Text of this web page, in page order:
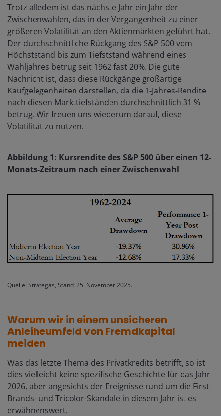
Trotz alledem ist das nächste Jahr ein Jahr der
Zwischenwahlen, das in der Vergangenheit zu einer
größeren Volatilität an den Aktienmärkten geführt hat.
Der durchschnittliche Rückgang des S&P 500 vom
Höchststand bis zum Tiefststand während eines
Wahljahres betrug seit 1962 fast 20%. Die gute
Nachricht ist, dass diese Rückgänge großartige
Kaufgelegenheiten darstellen, da die 1-Jahres-Rendite
nach diesen Markttiefständen durchschnittlich 31 %
betrug. Wir freuen uns wiederum darauf, diese
Volatilität zu nutzen.
Abbildung 1: Kursrendite des S&P 500 über einen 12-
Monats-Zeitraum nach einer Zwischenwahl
Quelle: Strategas, Stand: 25. November 2025.
Warum wir in einem unsicheren
Anleiheumfeld von Fremdkapital
meiden
Was das letzte Thema des Privatkredits betrifft, so ist
dies vielleicht keine spezifische Geschichte für das Jahr
2026, aber angesichts der Ereignisse rund um die First
Brands- und Tricolor-Skandale in diesem Jahr ist es
erwähnenswert.